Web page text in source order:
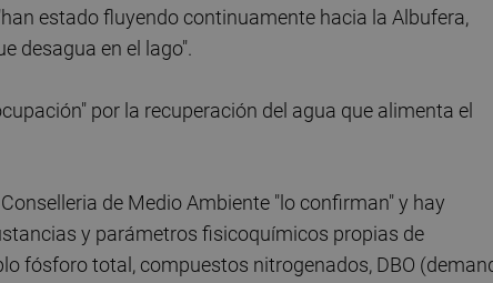
estado fluyendo continuamente hacia la Albufera,
desagua en el lago".
por la recuperación del agua que alimenta el
de Medio Ambiente "lo confirman" y hay
y parámetros fisicoquímicos propias de
fósforo total, compuestos nitrogenados, DBO